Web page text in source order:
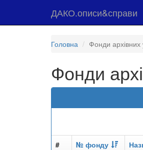
ДАКО.описи&справи
Головна Фонди архівних
Фонди
# № фонду